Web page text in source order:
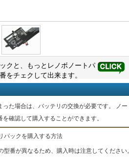
クと、もっと レノボ ノートパ
をチェクして出来ます。
た場合は、バッテリの交換が必要です。 ノー
確認して購入することができます。
パックを購入する方法
型番が異なるため、購入時は注意してください